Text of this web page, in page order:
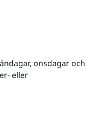
onsdagar och
eller